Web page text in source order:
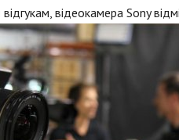
відеокамера Sony